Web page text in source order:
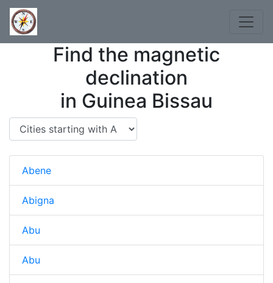
Find the magnetic
declination
in Guinea Bissau
Abene
Abigna
Abu
Abu